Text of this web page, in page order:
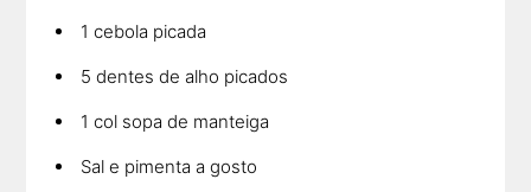
1 cebola picada
5 dentes de alho picados
1 col sopa de manteiga
Sal e pimenta a gosto